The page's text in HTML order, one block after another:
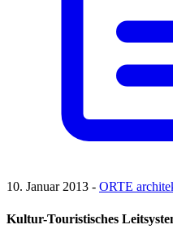
10. Januar 2013 - ORTE
Kultur-Touristisches